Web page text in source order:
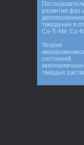
развития фаз
твердение в
Cu-Ti-Me, Cu-
Теория
состояний
твердых